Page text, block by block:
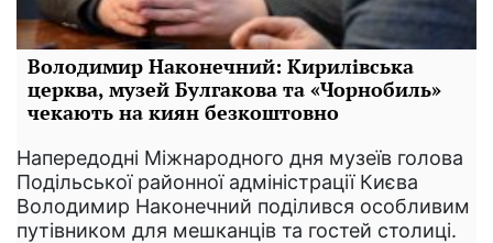
Володимир Наконечний: Кирилівська
церква, музей Булгакова та «Чорнобиль»
чекають на киян безкоштовно
Напередодні Міжнародного дня музеїв голова
Подільської районної адміністрації Києва
Володимир Наконечний поділився особливим
путівником для мешканців та гостей столиці.